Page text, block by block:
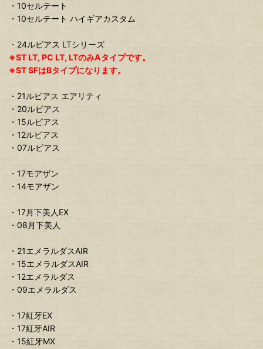
・10セルテート
・10セルテート ハイギアカスタム
・24ルビアス LTシリーズ
※ST LT, PC LT, LTのみAタイプです。
※ST SFはBタイプになります。
・21ルビアス エアリティ
・20ルビアス
・15ルビアス
・12ルビアス
・07ルビアス
・17モアザン
・14モアザン
・17月下美人EX
・08月下美人
・21エメラルダスAIR
・15エメラルダスAIR
・12エメラルダス
・09エメラルダス
・17紅牙EX
・17紅牙AIR
・15紅牙MX